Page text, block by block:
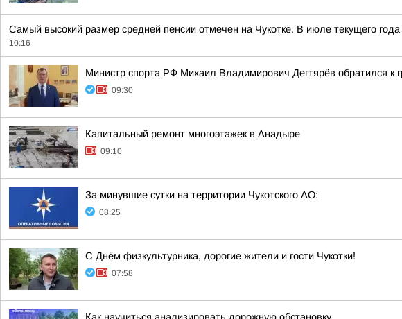
Самый высокий размер средней пенсии отмечен на Чукотке. В июле текущего
10:16
Министр спорта РФ Михаил Владимирович Дегтярёв обратился к
09:30
Капитальный ремонт многоэтажек в Анадыре
09:10
За минувшие сутки на территории Чукотского АО:
08:25
С Днём физкультурника, дорогие жители и гости Чукотки!
07:58